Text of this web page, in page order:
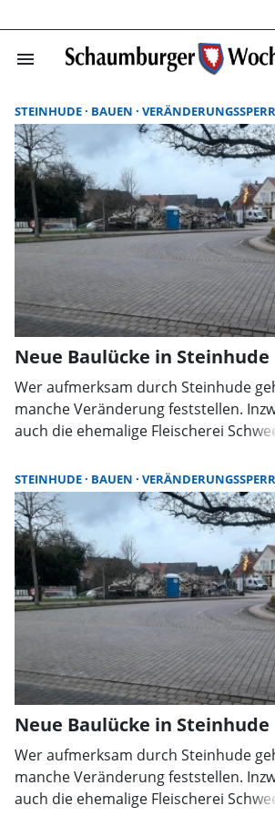
menu
STEINHUDE BAUEN
Neue Baulücke in Steinhude
Wer aufmerksam durch Steinhude
manche Veränderung feststellen.
auch die ehemalige Fleischerei
STEINHUDE BAUEN
Neue Baulücke in Steinhude
Wer aufmerksam durch Steinhude
manche Veränderung feststellen.
auch die ehemalige Fleischerei